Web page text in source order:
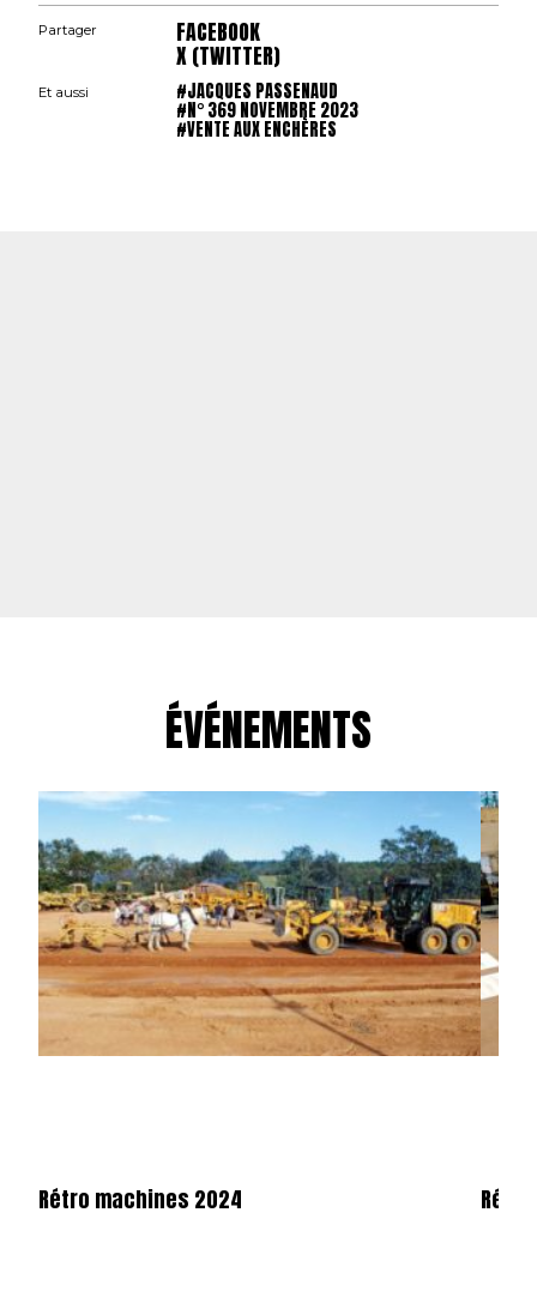
Partager FACEBOOK
X (TWITTER)
Et aussi #JACQUES PASSENAUD
#N° 369 NOVEMBRE 2023
#VENTE AUX ENCHÈRES
ÉVÉNEMENTS
Rétro machines 2024